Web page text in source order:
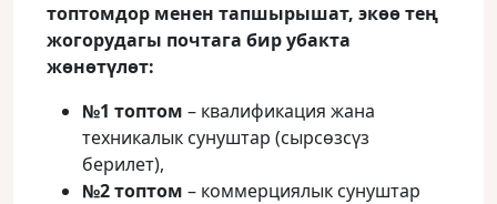
топтомдор менен тапшырышат, экөө тең
жогорудагы почтага бир убакта
жөнөтүлөт:
№1 топтом – квалификация жана
техникалык сунуштар (сырсөзсүз
берилет),
№2 топтом – коммерциялык сунуштар